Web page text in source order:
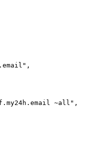
~all",